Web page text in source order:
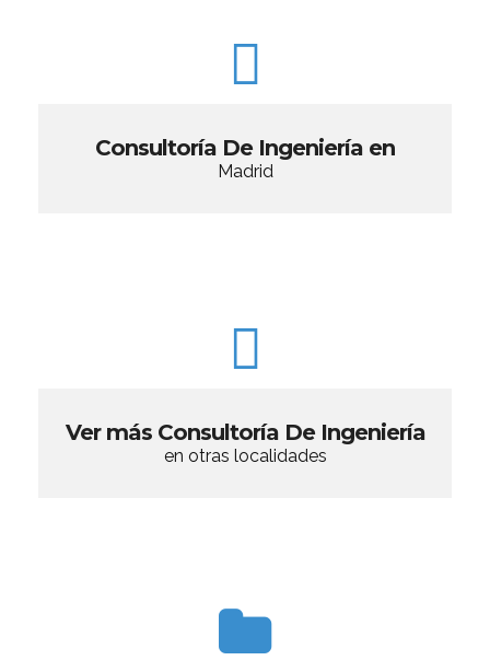
Consultoría De Ingeniería en
Madrid
Ver más Consultoría De Ingeniería
en otras localidades